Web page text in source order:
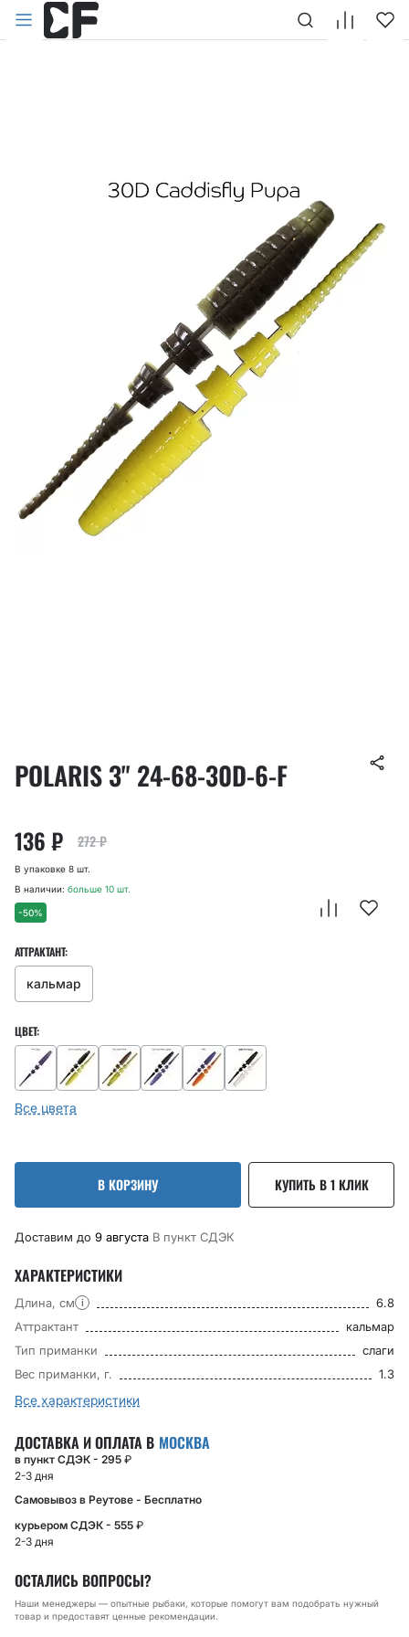
POLARIS 3" 24-68-30D-6-F
136₽ 272₽
-50%
В упаковке 8 шт.
В наличии: больше 10 шт.
АТТРАКТАНТ:
кальмар
ЦВЕТ:
Все цвета
В КОРЗИНУ КУПИТЬ В 1 КЛИК
Доставим до 9 августа В пункт CДЭК
ХАРАКТЕРИСТИКИ
Длина, см i
6.8
Аттрактант
кальмар
Тип приманки
слаги
Вес приманки, г.
1.3
Все характеристики
ДОСТАВКА И ОПЛАТА В МОСКВА
в пункт СДЭК - 295 ₽
2-3 дня
Самовывоз в Реутове - Бесплатно
курьером СДЭК - 555 ₽
2-3 дня
ОСТАЛИСЬ ВОПРОСЫ?
Наши менеджеры — опытные рыбаки, которые помогут вам подобрать нужный
товар и предоставят ценные рекомендации.
НАЗАД